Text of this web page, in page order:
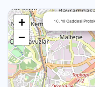
10. Yıl Caddesi
+
−